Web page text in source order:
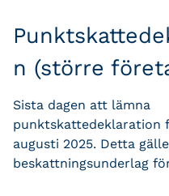
n (större
Sista dagen att lämna
punktskattedeklaration
augusti 2025. Detta
beskattningsunderlag